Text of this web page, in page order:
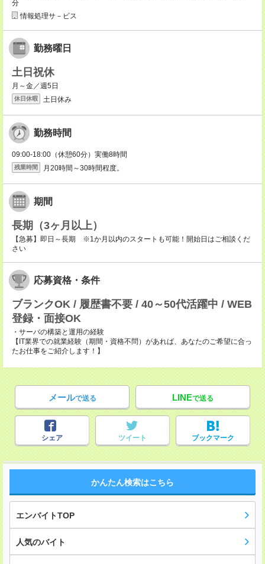
分
情報処理サ－ビス
勤務曜日
土日祝休
月～金／週5日
休日休暇 土日休み
勤務時間
09:00-18:00（休憩60分）実働8時間
残業時間 月20時間～30時間程度。
期間
長期（3ヶ月以上）
【急募】即日～長期 ※1か月以内のスタートも可能！開始日はご相談くだ
さい
応募資格・条件
ブランクOK / 履歴書不要 / 40～50代活躍中 / WEB
登録・面接OK
・サーバの構築と運用の経験
【IT業界での就業経験（期間・資格不問）があれば、あなたのご希望に合っ
たお仕事をご紹介します！】
メールで送る LINEで送る
シェア ツイート ブックマーク
かんたん検索はこちら
エンバイトTOP
人気のバイト